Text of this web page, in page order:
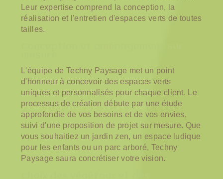
Leur expertise comprend la conception, la
réalisation et l'entretien d'espaces verts de toutes
tailles.
L'équipe de Techny Paysage met un point
d'honneur à concevoir des espaces verts
uniques et personnalisés pour chaque client. Le
processus de création débute par une étude
approfondie de vos besoins et de vos envies,
suivi d'une proposition de projet sur mesure. Que
vous souhaitiez un jardin zen, un espace ludique
pour les enfants ou un parc arboré, Techny
Paysage saura concrétiser votre vision.